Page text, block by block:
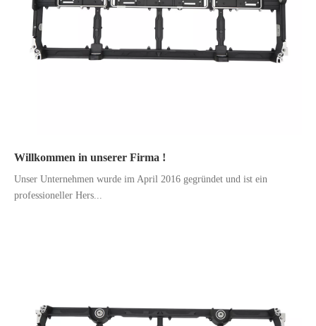
Willkommen in unserer Firma !
Unser Unternehmen wurde im April 2016 gegründet und ist ein
professioneller Hers...